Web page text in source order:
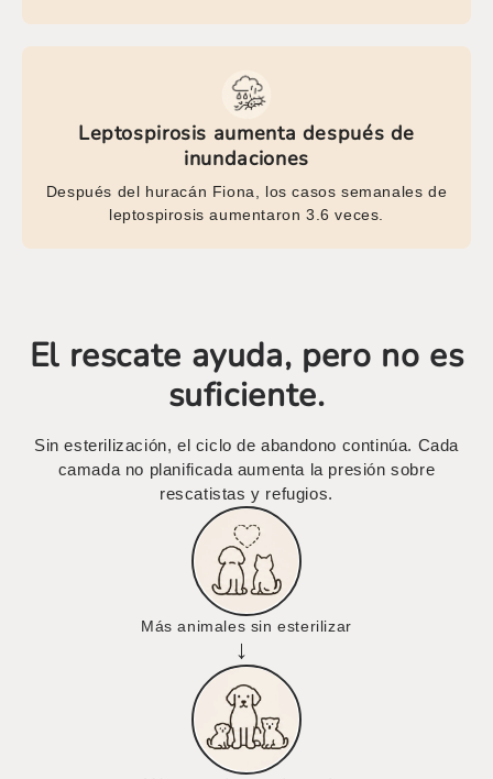
Leptospirosis aumenta después de
inundaciones
Después del huracán Fiona, los casos semanales de
leptospirosis aumentaron 3.6 veces.
El rescate ayuda, pero no es
suficiente.
Sin esterilización, el ciclo de abandono continúa. Cada
camada no planificada aumenta la presión sobre
rescatistas y refugios.
Más animales sin esterilizar
→